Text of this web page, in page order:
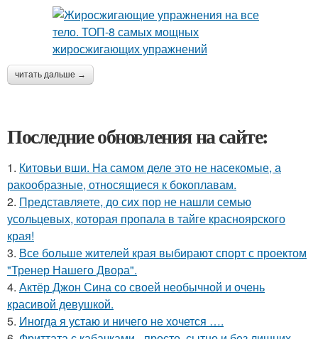
читать дальше →
Последние обновления на сайте:
1. Китовьи вши. На самом деле это не насекомые, а
ракообразные, относящиеся к бокоплавам.
2. Представляете, до сих пор не нашли семью
усольцевых, которая пропала в тайге красноярского
края!
3. Все больше жителей края выбирают спорт с проектом
"Тренер Нашего Двора".
4. Актёр Джон Сина со своей необычной и очень
красивой девушкой.
5. Иногда я устаю и ничего не хочется ….